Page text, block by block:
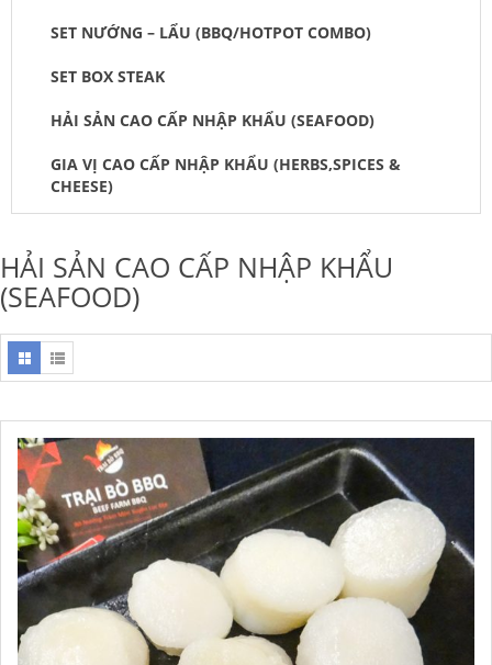
SET NƯỚNG – LẨU (BBQ/HOTPOT COMBO)
SET BOX STEAK
HẢI SẢN CAO CẤP NHẬP KHẨU (SEAFOOD)
GIA VỊ CAO CẤP NHẬP KHẨU (HERBS,SPICES &
CHEESE)
HẢI SẢN CAO CẤP NHẬP KHẨU
(SEAFOOD)